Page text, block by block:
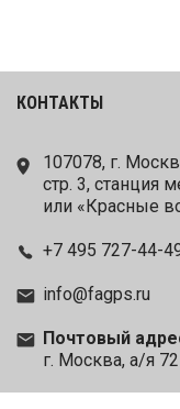
КОНТАКТЫ
107078, г.
стр. 3, станция
или «Красные
+7 495 727-44-
info@fagps.ru
Почтовый
г. Москва, а/я 72